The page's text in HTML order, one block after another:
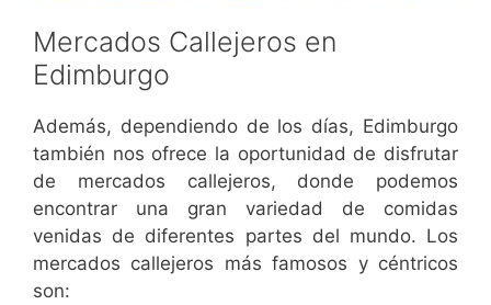
Mercados Callejeros en
Edimburgo
Además, dependiendo de los días, Edimburgo
también nos ofrece la oportunidad de disfrutar
de mercados callejeros, donde podemos
encontrar una gran variedad de comidas
venidas de diferentes partes del mundo. Los
mercados callejeros más famosos y céntricos
son: